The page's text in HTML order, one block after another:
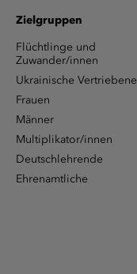
Zielgruppen
Flüchtlinge und
Zuwander/innen
Ukrainische Vertriebene
Frauen
Männer
Multiplikator/innen
Deutschlehrende
Ehrenamtliche